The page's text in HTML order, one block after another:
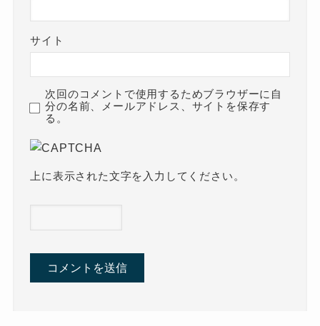
サイト
次回のコメントで使用するためブラウザーに自
分の名前、メールアドレス、サイトを保存す
る。
上に表示された文字を入力してください。